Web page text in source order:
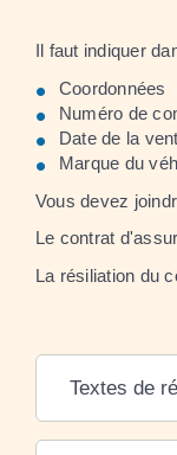
Il faut indiquer
Coordonnées
Numéro de
Date de la
Marque du
Vous devez
Le contrat
La résiliation du
Textes de